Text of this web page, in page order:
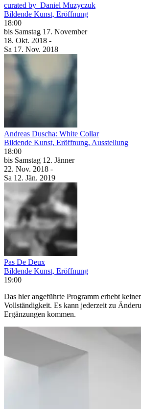
curated by_Daniel Muzyczuk
Bildende Kunst, Eröffnung
18:00
bis Samstag 17. November
18. Okt. 2018 -
Sa 17. Nov. 2018
Andreas Duscha: White Collar
Bildende Kunst, Eröffnung, Ausstellung
18:00
bis Samstag 12. Jänner
22. Nov. 2018 -
Sa 12. Jän. 2019
Pas De Deux
Bildende Kunst, Eröffnung
19:00
Das hier angeführte Programm erhebt
Vollständigkeit. Es kann jederzeit zu
Ergänzungen kommen.